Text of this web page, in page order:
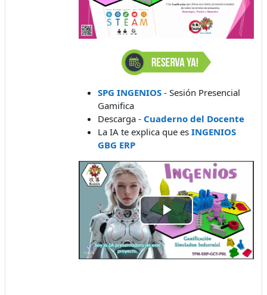
SPG INGENIOS - Sesión Presencial
Gamifica
Descarga - Cuaderno del Docente
La IA te explica que es INGENIOS
GBG ERP
Play
Video